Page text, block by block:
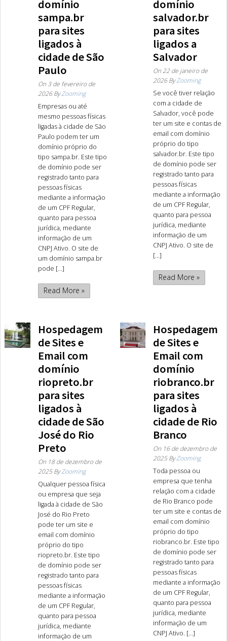
domínio
sampa.br
para sites
ligados à
cidade de São
Paulo
On 3 de fevereiro de
2026ByZooming
Empresas ou até
mesmo pessoas físicas
ligadas à cidade de São
Paulo podem ter um
domínio próprio do
tipo sampa.br. Este tipo
de domínio pode ser
registrado tanto para
pessoas físicas
mediante a informação
de um CPF Regular,
quanto para pessoa
jurídica, mediante
informação de um
CNPJ Ativo. O site de
um domínio sampa.br
pode [...]
Read More »
domínio
salvador.br
para sites
ligados a
Salvador
On 22 de janeiro de
2026ByZooming
Se você tiver relação
com a cidade de
Salvador, você pode
ter um site e contas de
email com domínio
próprio do tipo
salvador.br. Este tipo
de domínio pode ser
registrado tanto para
pessoas físicas
mediante a informação
de um CPF Regular,
quanto para pessoa
jurídica, mediante
informação de um
CNPJ Ativo. O site de
[...]
Read More »
Hospedagem
de Sites e
Email com
domínio
riopreto.br
para sites
ligados à
cidade de São
José do Rio
Preto
On 18 de dezembro de
2025ByZooming
Qualquer pessoa física
ou empresa que seja
ligada à cidade de São
José do Rio Preto
pode ter um site e
email com domínio
próprio do tipo
riopreto.br. Este tipo
de domínio pode ser
registrado tanto para
pessoas físicas
mediante a informação
de um CPF Regular,
quanto para pessoa
jurídica, mediante
informação de um
Hospedagem
de Sites e
Email com
domínio
riobranco.br
para sites
ligados à
cidade de Rio
Branco
On 16 de dezembro de
2025ByZooming
Toda pessoa ou
empresa que tenha
relação com a cidade
de Rio Branco pode
ter um site e contas de
email com domínio
próprio do tipo
riobranco.br. Este tipo
de domínio pode ser
registrado tanto para
pessoas físicas
mediante a informação
de um CPF Regular,
quanto para pessoa
jurídica, mediante
informação de um
CNPJ Ativo. [...]